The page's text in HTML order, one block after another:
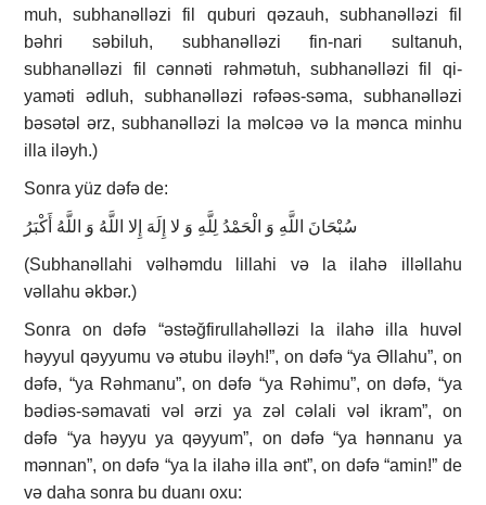
muh, subhanəlləzi fil quburi qə­zauh, subhanəlləzi fil
bəhri səbiluh, subha­nəl­ləzi fin-nari sultanuh,
subhanəlləzi fil cən­nəti rəh­mə­tuh, subhanəlləzi fil qi­
yaməti ədluh, subhanəl­lə­zi rə­fəəs-sə­ma, subhanəlləzi
bə­sə­təl ərz, subhanəlləzi la məlcəə və la mənca minhu
illa iləyh.)
Sonra yüz dəfə de:
سُبْحَانَ اللَّهِ وَ الْحَمْدُ لِلَّهِ وَ لا إِلَهَ إِلا اللَّهُ وَ اللَّهُ أَكْبَرُ
(Subhanəllahi vəlhəmdu lil­lahi və la ilahə illəl­la­hu
vəllahu əkbər.)
Sonra on dəfə “əstəğfirullahəlləzi la ilahə illa huvəl
həyyul qəyyumu və ətubu iləyh!”, on dəfə “ya Əllahu”, on
dəfə, “ya Rəhmanu”, on dəfə “ya Rəhimu”, on dəfə, “ya
bədiəs-səmavati vəl ərzi ya zəl cəlali vəl ikram”, on
dəfə “ya həyyu ya qəyyum”, on dəfə “ya hənnanu ya
mənnan”, on dəfə “ya la ilahə illa ənt”, on dəfə “amin!” de
və daha sonra bu duanı oxu: